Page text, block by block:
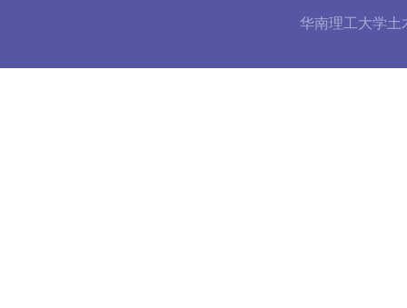
华南理工大学土